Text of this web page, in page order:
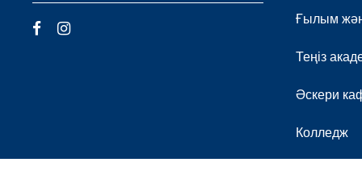
Ғылым
Теңіз
Әскери
Колледж